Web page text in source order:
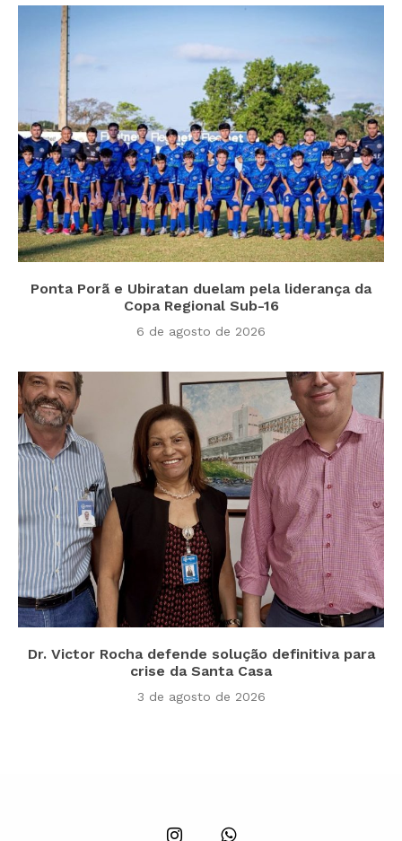
Ponta Porã e Ubiratan duelam pela liderança da
Copa Regional Sub-16
6 de agosto de 2026
Dr. Victor Rocha defende solução definitiva para
crise da Santa Casa
3 de agosto de 2026